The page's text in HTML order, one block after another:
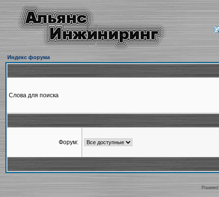
Индекс форума
Слова для поиска
Форум: